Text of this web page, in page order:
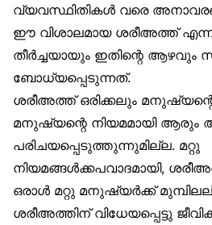
വ്യവസ്ഥിതികൾ വരെ
ഈ വിശാലമായ ശരീഅത്ത്
തീർച്ചയായും ഇതിന്റെ
ബോധ്യപ്പെടുന്നത്.
ശരീഅത്ത് ഒരിക്കലും
മനുഷ്യന്റെ നിയമമായി ആരും
പരിചയപ്പെടുത്തുന്നുമില്ല. മറ്റു
നിയമങ്ങൾക്കപവാദമായി,
ഒരാൾ മറ്റു മനുഷ്യർക്ക്
ശരീഅത്തിന് വിധേയപ്പെട്ടു